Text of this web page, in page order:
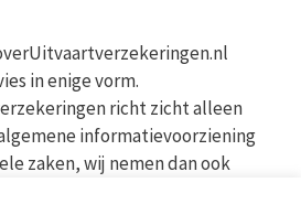
in enige vorm.
richt zicht alleen
informatievoorziening
zaken, wij nemen dan ook